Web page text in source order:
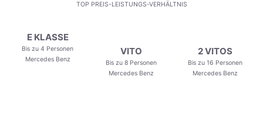
TOP PREIS-LEISTUNGS-VERHÄLTNIS
E KLASSE
Bis zu 4 Personen
Mercedes Benz
VITO
Bis zu 8 Personen
Mercedes Benz
2 VITOS
Bis zu 16 Personen
Mercedes Benz